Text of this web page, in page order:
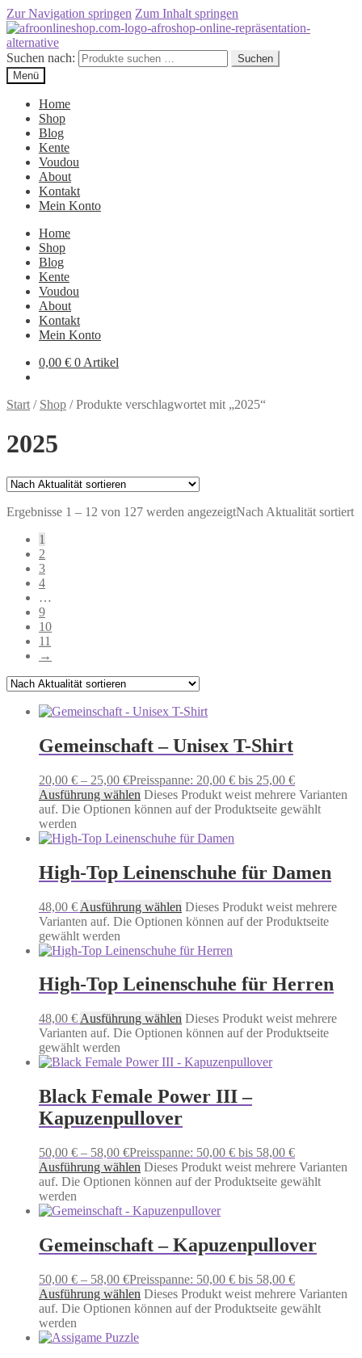
Zur Navigation springen Zum Inhalt springen
Suchen nach:
Suchen
Menü
Home
Shop
Blog
Kente
Voudou
About
Kontakt
Mein Konto
Home
Shop
Blog
Kente
Voudou
About
Kontakt
Mein Konto
0,00 € 0 Artikel
Start / Shop /Produkte verschlagwortet mit „2025“
2025
Ergebnisse 1 – 12 von 127 werden angezeigtNach Aktualität sortiert
1
2
3
4
…
9
10
11
→
Gemeinschaft – Unisex T-Shirt
20,00 € – 25,00 €Preisspanne: 20,00 € bis 25,00 €
Ausführung wählen Dieses Produkt weist mehrere Varianten
auf. Die Optionen können auf der Produktseite gewählt
werden
High-Top Leinenschuhe für Damen
48,00 € Ausführung wählen Dieses Produkt weist mehrere
Varianten auf. Die Optionen können auf der Produktseite
gewählt werden
High-Top Leinenschuhe für Herren
48,00 € Ausführung wählen Dieses Produkt weist mehrere
Varianten auf. Die Optionen können auf der Produktseite
gewählt werden
Black Female Power III –
Kapuzenpullover
50,00 € – 58,00 €Preisspanne: 50,00 € bis 58,00 €
Ausführung wählen Dieses Produkt weist mehrere Varianten
auf. Die Optionen können auf der Produktseite gewählt
werden
Gemeinschaft – Kapuzenpullover
50,00 € – 58,00 €Preisspanne: 50,00 € bis 58,00 €
Ausführung wählen Dieses Produkt weist mehrere Varianten
auf. Die Optionen können auf der Produktseite gewählt
werden